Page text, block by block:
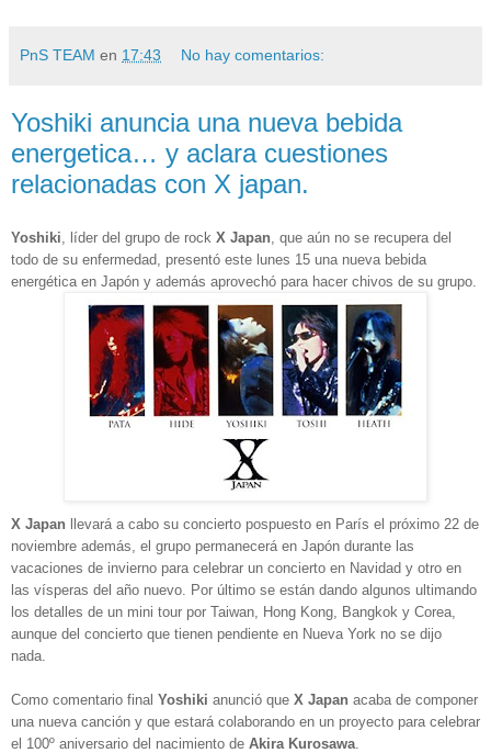
PnS TEAM en 17:43 No hay comentarios:
Yoshiki anuncia una nueva bebida
energetica… y aclara cuestiones
relacionadas con X japan.
Yoshiki , líder del grupo de rock X Japan , que aún no se recupera del
todo de su enfermedad, presentó este lunes 15 una nueva bebida
energética en Japón y además aprovechó para hacer chivos de su grupo.
X Japan llevará a cabo su concierto pospuesto en París el próximo 22 de
noviembre además, el grupo permanecerá en Japón durante las
vacaciones de invierno para celebrar un concierto en Navidad y otro en
las vísperas del año nuevo. Por último se están dando algunos ultimando
los detalles de un mini tour por Taiwan, Hong Kong, Bangkok y Corea,
aunque del concierto que tienen pendiente en Nueva York no se dijo
nada.
Como comentario final Yoshiki anunció que X Japan acaba de componer
una nueva canción y que estará colaborando en un proyecto para celebrar
el 100º aniversario del nacimiento de Akira Kurosawa